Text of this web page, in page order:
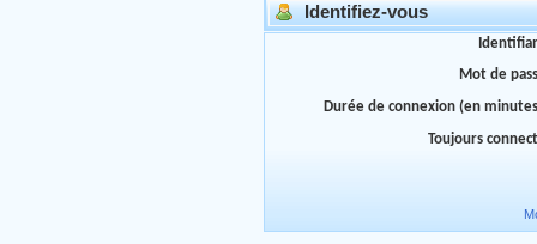
Identifiez-vous
Mot de
Durée de connexion (en
Toujours